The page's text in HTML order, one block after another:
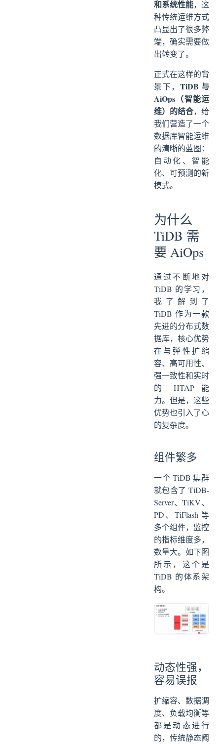
和系统性能，这
种传统运维方式
凸显出了很多弊
端，确实需要做
出转变了。
正式在这样的背
景下， TiDB 与
AiOps（智能运
维）的结合，给
我们营造了一个
数据库智能运维
的清晰的蓝图：
自动化、智能
化、可预测的新
模式。
为什么
TiDB 需
要 AiOps
通过不断地对
TiDB 的学习，
我了解到了
TiDB 作为一款
先进的分布式数
据库，核心优势
在与弹性扩缩
容、高可用性、
强一致性和实时
的 HTAP 能
力。但是，这些
优势也引入了心
的复杂度。
组件繁多
一个 TiDB 集群
就包含了 TiDB-
Server、TiKV、
PD、TiFlash 等
多个组件，监控
的指标维度多，
数量大。如下图
所示，这个是
TiDB 的体系架
构。
动态性强，
容易误报
扩缩容、数据调
度、负载均衡等
都是动态进行
的，传统静态阈